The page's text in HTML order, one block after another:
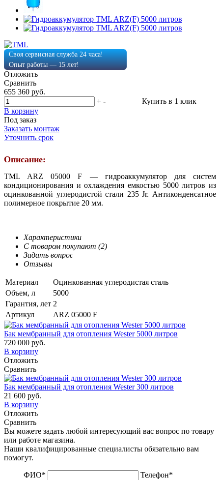
Своя сервисная служба 24 часа!
Опыт работы — 15 лет!
Отложить
Сравнить
655 360 руб.
+ -
В корзину
Купить в 1 клик
Под заказ
Заказать монтаж
Уточнить срок
Описание:
TML ARZ 05000 F — гидроаккумулятор для систем
кондиционирования и охлаждения емкостью 5000 литров из
оцинкованной углеродистой стали 235 Jr. Антиконденсатное
полимерное покрытие 20 мм.
Характеристики
С товаром покупают (2)
Задать вопрос
Отзывы
Материал
Оцинкованная углеродистая сталь
Объем, л
5000
Гарантия, лет 2
Артикул
ARZ 05000 F
Бак мембранный для отопления Wester 5000 литров
720 000 руб.
В корзину
Отложить
Сравнить
Бак мембранный для отопления Wester 300 литров
21 600 руб.
В корзину
Отложить
Сравнить
Вы можете задать любой интересующий вас вопрос по товару
или работе магазина.
Наши квалифицированные специалисты обязательно вам
помогут.
ФИО* Телефон*